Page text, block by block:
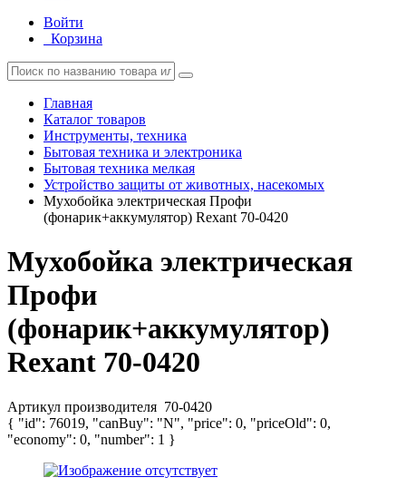
Войти
Корзина
Главная
Каталог товаров
Инструменты, техника
Бытовая техника и электроника
Бытовая техника мелкая
Устройство защиты от животных, насекомых
Мухобойка электрическая Профи
(фонарик+аккумулятор) Rexant 70-0420
Мухобойка электрическая
Профи
(фонарик+аккумулятор)
Rexant 70-0420
Артикул производителя 70-0420
{ "id": 76019, "canBuy": "N", "price": 0, "priceOld": 0,
"economy": 0, "number": 1 }